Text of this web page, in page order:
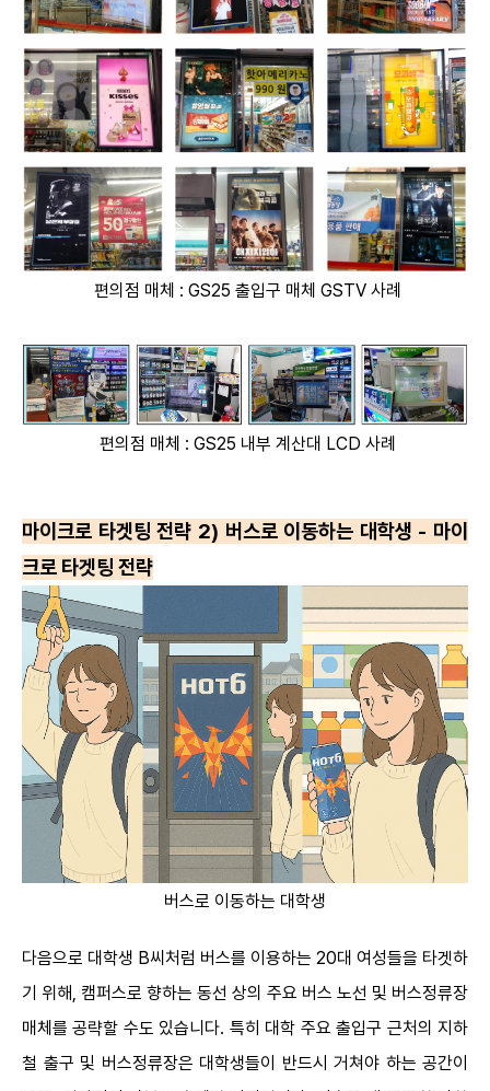
편의점 매체 : GS25 출입구 매체 GSTV 사례
편의점 매체 : GS25 내부 계산대 LCD 사례
마이크로 타겟팅 전략 2) 버스로 이동하는 대학생 - 마이
크로 타겟팅 전략
버스로 이동하는 대학생
다음으로 대학생 B씨처럼 버스를 이용하는 20대 여성들을 타겟하
기 위해, 캠퍼스로 향하는 동선 상의 주요 버스 노선 및 버스정류장
매체를 공략할 수도 있습니다. 특히 대학 주요 출입구 근처의 지하
철 출구 및 버스정류장은 대학생들이 반드시 거쳐야 하는 공간이